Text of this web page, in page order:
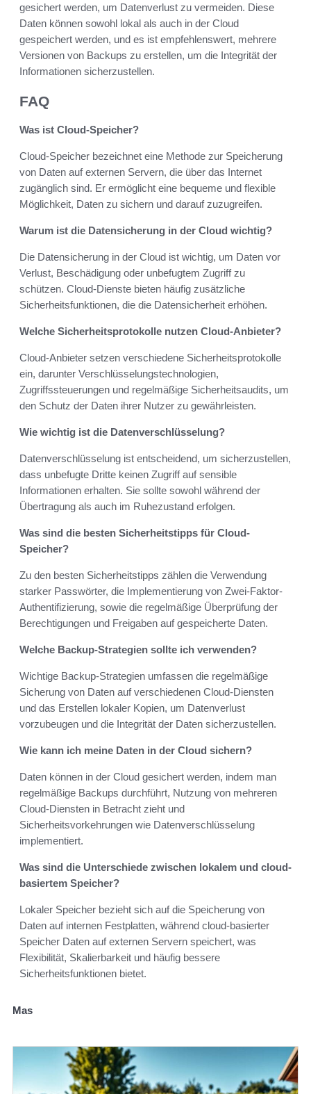
gesichert werden, um Datenverlust zu vermeiden. Diese
Daten können sowohl lokal als auch in der Cloud
gespeichert werden, und es ist empfehlenswert, mehrere
Versionen von Backups zu erstellen, um die Integrität der
Informationen sicherzustellen.
FAQ
Was ist Cloud-Speicher?
Cloud-Speicher bezeichnet eine Methode zur Speicherung
von Daten auf externen Servern, die über das Internet
zugänglich sind. Er ermöglicht eine bequeme und flexible
Möglichkeit, Daten zu sichern und darauf zuzugreifen.
Warum ist die Datensicherung in der Cloud wichtig?
Die Datensicherung in der Cloud ist wichtig, um Daten vor
Verlust, Beschädigung oder unbefugtem Zugriff zu
schützen. Cloud-Dienste bieten häufig zusätzliche
Sicherheitsfunktionen, die die Datensicherheit erhöhen.
Welche Sicherheitsprotokolle nutzen Cloud-Anbieter?
Cloud-Anbieter setzen verschiedene Sicherheitsprotokolle
ein, darunter Verschlüsselungstechnologien,
Zugriffssteuerungen und regelmäßige Sicherheitsaudits, um
den Schutz der Daten ihrer Nutzer zu gewährleisten.
Wie wichtig ist die Datenverschlüsselung?
Datenverschlüsselung ist entscheidend, um sicherzustellen,
dass unbefugte Dritte keinen Zugriff auf sensible
Informationen erhalten. Sie sollte sowohl während der
Übertragung als auch im Ruhezustand erfolgen.
Was sind die besten Sicherheitstipps für Cloud-
Speicher?
Zu den besten Sicherheitstipps zählen die Verwendung
starker Passwörter, die Implementierung von Zwei-Faktor-
Authentifizierung, sowie die regelmäßige Überprüfung der
Berechtigungen und Freigaben auf gespeicherte Daten.
Welche Backup-Strategien sollte ich verwenden?
Wichtige Backup-Strategien umfassen die regelmäßige
Sicherung von Daten auf verschiedenen Cloud-Diensten
und das Erstellen lokaler Kopien, um Datenverlust
vorzubeugen und die Integrität der Daten sicherzustellen.
Wie kann ich meine Daten in der Cloud sichern?
Daten können in der Cloud gesichert werden, indem man
regelmäßige Backups durchführt, Nutzung von mehreren
Cloud-Diensten in Betracht zieht und
Sicherheitsvorkehrungen wie Datenverschlüsselung
implementiert.
Was sind die Unterschiede zwischen lokalem und cloud-
basiertem Speicher?
Lokaler Speicher bezieht sich auf die Speicherung von
Daten auf internen Festplatten, während cloud-basierter
Speicher Daten auf externen Servern speichert, was
Flexibilität, Skalierbarkeit und häufig bessere
Sicherheitsfunktionen bietet.
Mas